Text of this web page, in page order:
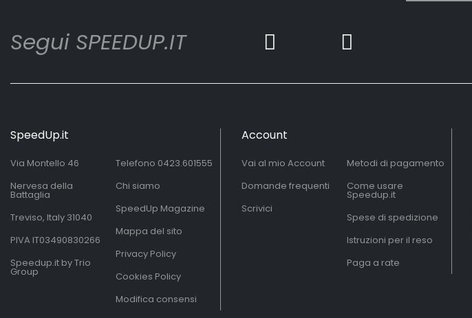
Segui SPEEDUP.IT
SpeedUp.it
Via Montello 46
Nervesa della
Battaglia
Treviso, Italy 31040
PIVA IT03490830266
Speedup.it by Trio
Group
Telefono 0423.601555
Chi siamo
SpeedUp Magazine
Mappa del sito
Privacy Policy
Cookies Policy
Modifica consensi
Account
Vai al mio Account
Domande frequenti
Scrivici
Metodi di pagamento
Come usare
Speedup.it
Spese di spedizione
Istruzioni per il reso
Paga a rate